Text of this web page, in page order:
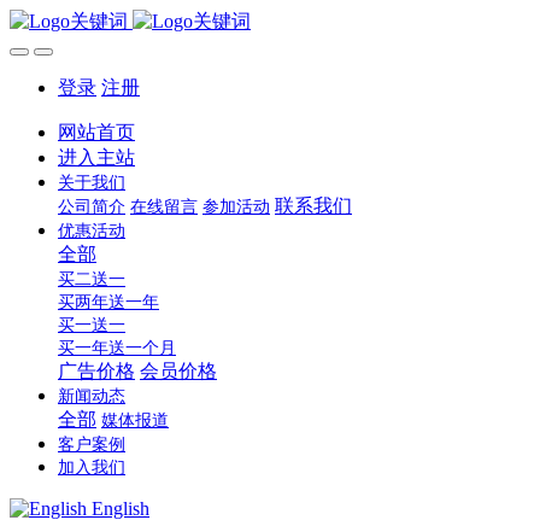
登录 注册
网站首页
进入主站
关于我们
公司简介 在线留言 参加活动 联系我们
优惠活动
全部
买二送一
买两年送一年
买一送一
买一年送一个月
广告价格 会员价格
新闻动态
全部 媒体报道
客户案例
加入我们
English